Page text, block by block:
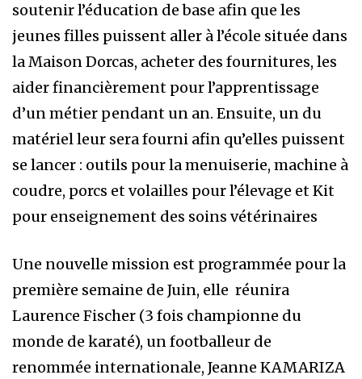
soutenir l’éducation de base afin que les
jeunes filles puissent aller à l’école située dans
la Maison Dorcas, acheter des fournitures, les
aider financièrement pour l’apprentissage
d’un métier pendant un an. Ensuite, un du
matériel leur sera fourni afin qu’elles puissent
se lancer : outils pour la menuiserie, machine à
coudre, porcs et volailles pour l’élevage et Kit
pour enseignement des soins vétérinaires
Une nouvelle mission est programmée pour la
première semaine de Juin, elle réunira
Laurence Fischer (3 fois championne du
monde de karaté), un footballeur de
renommée internationale, Jeanne KAMARIZA